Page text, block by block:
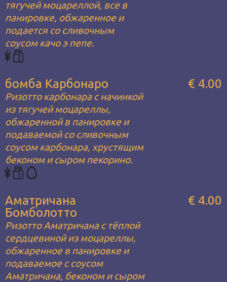
тягучей моцареллой, все в
панировке, обжаренное и
подается со сливочным
соусом качо э пепе.
бомба Карбонаро
Ризотто карбонара с начинкой
из тягучей моцареллы,
обжаренной в панировке и
подаваемой со сливочным
соусом карбонара, хрустящим
беконом и сыром пекорино.
€ 4.00
Аматричана
Бомболотто
Ризотто Аматричана с тёплой
сердцевиной из моцареллы,
обжаренное в панировке и
подаваемое с соусом
Аматричана, беконом и сыром
€ 4.00